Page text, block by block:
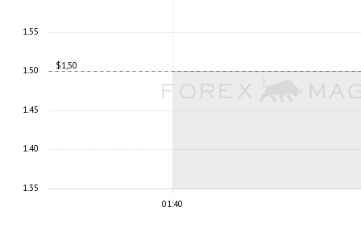
01:40
$1,50
1.35
1.40
1.45
1.50
1.55